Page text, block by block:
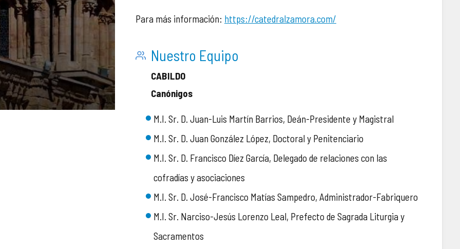
Para más información: https://catedralzamora.com/
Nuestro Equipo
CABILDO
Canónigos
M.I. Sr. D. Juan-Luis Martín Barrios, Deán-Presidente y Magistral
M.I. Sr. D. Juan González López, Doctoral y Penitenciario
M.I. Sr. D. Francisco Díez García, Delegado de relaciones con las
cofradías y asociaciones
M.I. Sr. D. José-Francisco Matías Sampedro, Administrador-Fabriquero
M.I. Sr. Narciso-Jesús Lorenzo Leal, Prefecto de Sagrada Liturgia y
Sacramentos